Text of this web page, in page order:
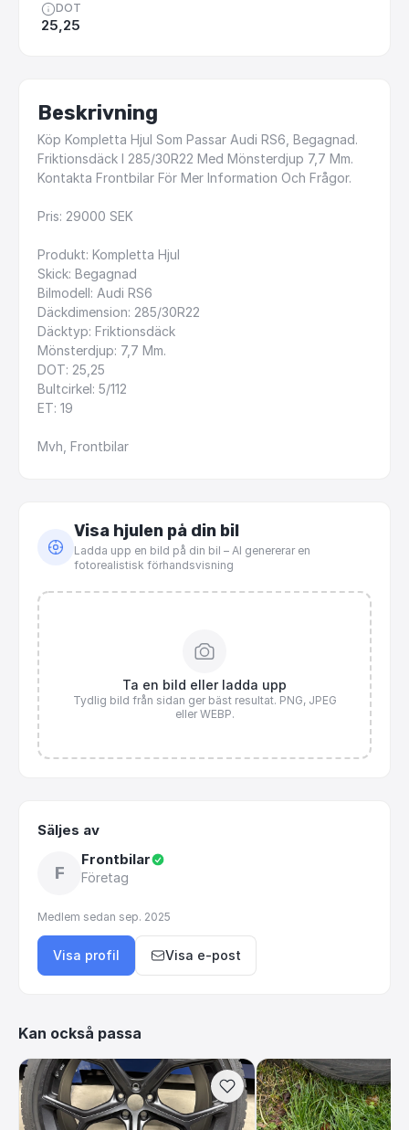
DOT
25,25
Beskrivning
Köp Kompletta Hjul Som Passar Audi RS6, Begagnad.
Friktionsdäck I 285​/​30R22 Med Mönsterdjup 7,7 Mm.
Kontakta Frontbilar För Mer Information Och Frågor.
Pris: 29000 SEK
Produkt: Kompletta Hjul
Skick: Begagnad
Bilmodell: Audi RS6
Däckdimension: 285​/​30R22
Däcktyp: Friktionsdäck
Mönsterdjup: 7,7 Mm.
DOT: 25,25
Bultcirkel: 5​/​112
ET: 19
Mvh, Frontbilar
Visa hjulen på din bil
Ladda upp en bild på din bil – AI genererar en
fotorealistisk förhandsvisning
Ta en bild eller ladda upp
Tydlig bild från sidan ger bäst resultat. PNG, JPEG
eller WEBP.
Säljes av
F
Frontbilar
Företag
Medlem sedan sep. 2025
Visa profil Visa e-post
Kan också passa